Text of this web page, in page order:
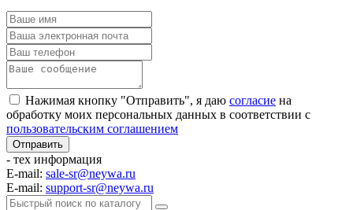
Нажимая кнопку "Отправить", я даю согласие на
обработку моих персональных данных в соответствии с
пользовательским соглашением
- тех информация
E-mail: sale-sr@neywa.ru
E-mail: support-sr@neywa.ru